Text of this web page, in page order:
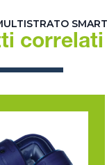
correlati